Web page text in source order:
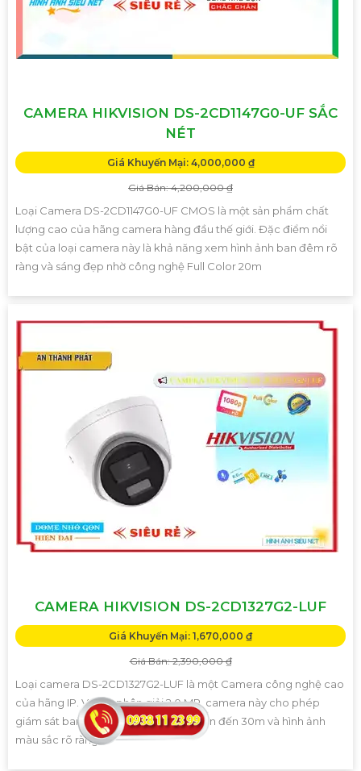
CAMERA HIKVISION DS-2CD1147G0-UF SẮC
NÉT
Giá Khuyến Mại: 4,000,000 ₫
Giá Bán: 4,200,000 ₫
Loại Camera DS-2CD1147G0-UF CMOS là một sản phẩm chất
lượng cao của hãng camera hàng đầu thế giới. Đặc điểm nổi
bật của loại camera này là khả năng xem hình ảnh ban đêm rõ
ràng và sáng đẹp nhờ công nghệ Full Color 20m
CAMERA HIKVISION DS-2CD1327G2-LUF
Giá Khuyến Mại: 1,670,000 ₫
Giá Bán: 2,390,000 ₫
Loại camera DS-2CD1327G2-LUF là một Camera công nghệ cao
của hãng IP. Với độ phân giải 2.0 MP, camera này cho phép
giám sát ban đêm với khoảng cách lên đến 30m và hình ảnh
màu sắc rõ ràng